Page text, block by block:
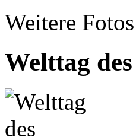
Weitere
Welttag